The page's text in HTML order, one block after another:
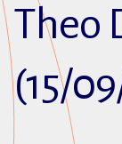
Theo
(15/